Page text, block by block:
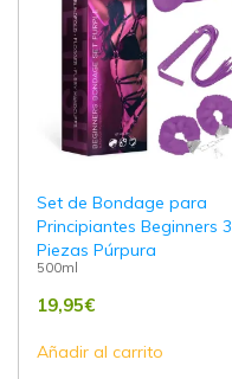
Set de Bondage para
Principiantes Beginners 3
Piezas Púrpura
500ml
19,95€
Añadir al carrito